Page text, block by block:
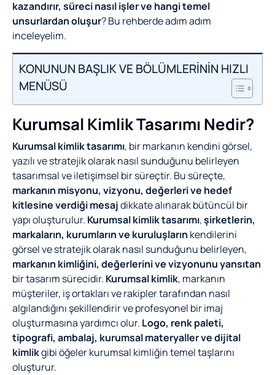
kazandırır, süreci nasıl işler ve hangi temel
unsurlardan oluşur? Bu rehberde adım adım
inceleyelim.
KONUNUN BAŞLIK VE BÖLÜMLERİNİN HIZLI
MENÜSÜ
Kurumsal Kimlik Tasarımı Nedir?
Kurumsal kimlik tasarımı, bir markanın kendini görsel,
yazılı ve stratejik olarak nasıl sunduğunu belirleyen
tasarımsal ve iletişimsel bir süreçtir. Bu süreçte,
markanın misyonu, vizyonu, değerleri ve hedef
kitlesine verdiği mesajdikkate alınarak bütüncül bir
yapı oluşturulur. Kurumsal kimlik tasarımı,şirketlerin,
markaların, kurumların ve kuruluşların kendilerini
görsel ve stratejik olarak nasıl sunduğunu belirleyen,
markanın kimliğini, değerlerini ve vizyonunu yansıtan
bir tasarım sürecidir. Kurumsal kimlik, markanın
müşteriler, iş ortakları ve rakipler tarafından nasıl
algılandığını şekillendirir ve profesyonel bir imaj
oluşturmasına yardımcı olur. Logo, renk paleti,
tipografi, ambalaj, kurumsal materyaller ve dijital
kimlikgibi öğeler kurumsal kimliğin temel taşlarını
oluşturur.